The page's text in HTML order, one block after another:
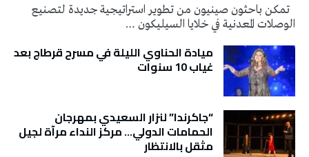
تمكن باحثون صينيون من تطوير استراتيجية جديدة لتصنيع
الوصلات المعدنية في خلايا السيليكون …
ميادة الحناوي الليلة في مسرح قرطاج بعد
غياب 10 سنوات
“جاكرندا” لنزار السعيدي بمهرجان
الحمامات الدولي… مركز النداء مرآة لجيل
مثقل بالانتظار